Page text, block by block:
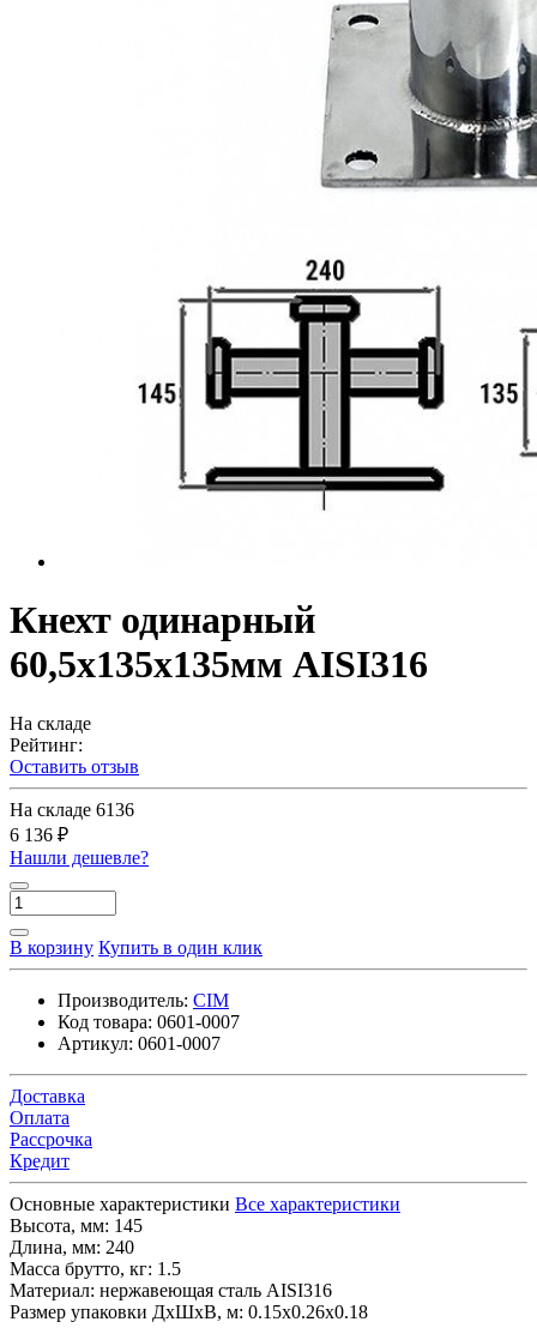
Кнехт одинарный
60,5х135х135мм AISI316
На складе
Рейтинг:
Оставить отзыв
На складе 6136
6 136 ₽
Нашли дешевле?
В корзину Купить в один клик
Производитель: CIM
Код товара: 0601-0007
Артикул: 0601-0007
Доставка
Оплата
Рассрочка
Кредит
Основные характеристики Все характеристики
Высота, мм: 145
Длина, мм: 240
Масса брутто, кг: 1.5
Материал: нержавеющая сталь AISI316
Размер упаковки ДхШхВ, м: 0.15x0.26x0.18